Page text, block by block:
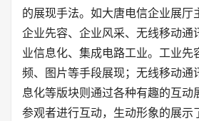
的展现手法。如大唐电信企业展厅
企业先容、企业风采、无线移动通
业信息化、集成电路工业。工业先
频、图片等手段展现；无线移动通
息化等版块则通过各种有趣的互动
参观者进行互动，生动形象的展示